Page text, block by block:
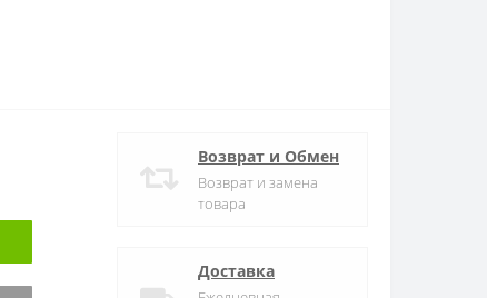
Возврат и Обмен
Возврат и замена
товара
Доставка